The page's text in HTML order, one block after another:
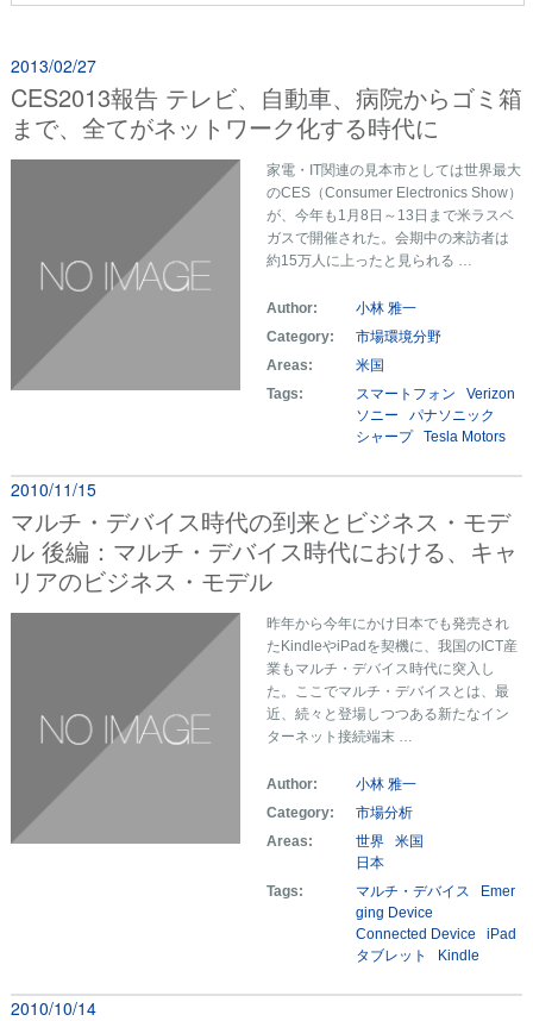
2013/02/27
CES2013報告 テレビ、自動車、病院からゴミ箱
まで、全てがネットワーク化する時代に
家電・IT関連の見本市としては世界最大
のCES（Consumer Electronics Show）
が、今年も1月8日～13日まで米ラスベ
ガスで開催された。会期中の来訪者は
約15万人に上ったと見られる …
Author:
小林 雅一
Category:
市場環境分野
Areas:
米国
Tags:
スマートフォン
Verizon
ソニー
パナソニック
シャープ
Tesla Motors
2010/11/15
マルチ・デバイス時代の到来とビジネス・モデ
ル 後編：マルチ・デバイス時代における、キャ
リアのビジネス・モデル
昨年から今年にかけ日本でも発売され
たKindleやiPadを契機に、我国のICT産
業もマルチ・デバイス時代に突入し
た。ここでマルチ・デバイスとは、最
近、続々と登場しつつある新たなイン
ターネット接続端末 …
Author:
小林 雅一
Category:
市場分析
Areas:
世界
米国
日本
Tags:
マルチ・デバイス
Emer
ging Device
Connected Device
iPad
タブレット
Kindle
2010/10/14